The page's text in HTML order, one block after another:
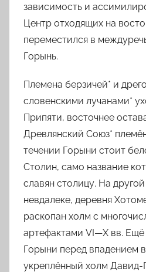
зависимость и
Центр отходящих на
переместился в
Горынь.
Племена берзичей* и
словенскими лучанами*
Припяти, восточнее
Древлянский Союз*
течении Горыни стоит
Столин, само название
славян столицу. На
невдалеке, деревня
раскопан холм с
артефактами VI—X вв.
Горыни перед впадением
укреплённый холм Давид-